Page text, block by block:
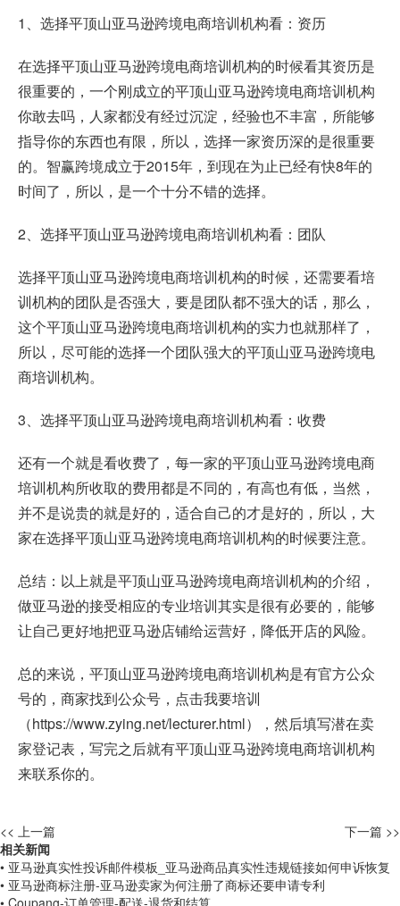
1、选择平顶山亚马逊跨境电商培训机构看：资历
在选择平顶山亚马逊跨境电商培训机构的时候看其资历是
很重要的，一个刚成立的平顶山亚马逊跨境电商培训机构
你敢去吗，人家都没有经过沉淀，经验也不丰富，所能够
指导你的东西也有限，所以，选择一家资历深的是很重要
的。智赢跨境成立于2015年，到现在为止已经有快8年的
时间了，所以，是一个十分不错的选择。
2、选择平顶山亚马逊跨境电商培训机构看：团队
选择平顶山亚马逊跨境电商培训机构的时候，还需要看培
训机构的团队是否强大，要是团队都不强大的话，那么，
这个平顶山亚马逊跨境电商培训机构的实力也就那样了，
所以，尽可能的选择一个团队强大的平顶山亚马逊跨境电
商培训机构。
3、选择平顶山亚马逊跨境电商培训机构看：收费
还有一个就是看收费了，每一家的平顶山亚马逊跨境电商
培训机构所收取的费用都是不同的，有高也有低，当然，
并不是说贵的就是好的，适合自己的才是好的，所以，大
家在选择平顶山亚马逊跨境电商培训机构的时候要注意。
总结：以上就是平顶山亚马逊跨境电商培训机构的介绍，
做亚马逊的接受相应的专业培训其实是很有必要的，能够
让自己更好地把亚马逊店铺给运营好，降低开店的风险。
总的来说，平顶山亚马逊跨境电商培训机构是有官方公众
号的，商家找到公众号，点击我要培训
（https://www.zying.net/lecturer.html），然后填写潜在卖
家登记表，写完之后就有平顶山亚马逊跨境电商培训机构
来联系你的。
<< 上一篇
下一篇 >>
相关新闻
• 亚马逊真实性投诉邮件模板_亚马逊商品真实性违规链接如何申诉恢复
• 亚马逊商标注册-亚马逊卖家为何注册了商标还要申请专利
• Coupang-订单管理-配送-退货和结算